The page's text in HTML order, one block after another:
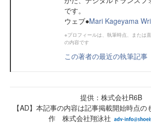
です。
ウェブ●Mari Kageyama
※プロフィールは、執筆時点、または
の内容です
この著者の最近の執筆記事
提供：株式会社R6B
【AD】本記事の内容は記事掲載開始時点
作 株式会社翔泳社